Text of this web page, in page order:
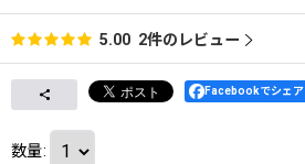
5.00 2件のレビュー
Facebookでシェア
数量: